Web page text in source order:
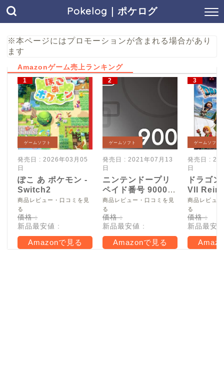
Pokelog｜ポケログ
※本ページにはプロモーションが含まれる場合があり
ます
Amazonゲーム売上ランキング
ゲームソフト
発売日 : 2026年03月05
日
ぽこ あ ポケモン -
Switch2
商品レビュー・口コミを見
る
価格 :
新品最安値 :
Amazonで見る
ゲームソフト
発売日 : 2021年07月13
日
ニンテンドープリ
ペイド番号 9000
円|オンラインコー
ド版
商品レビュー・口コミを見
る
価格 :
新品最安値 :
Amazonで見る
ゲームソフト
発売日 :
日
ドラゴ
VII
Switch2
商品レビュ
る
価格 :
新品最安